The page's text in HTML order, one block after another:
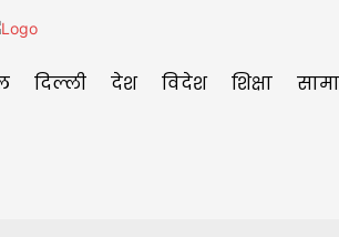
दिल्ली देश विदेश शिक्षा